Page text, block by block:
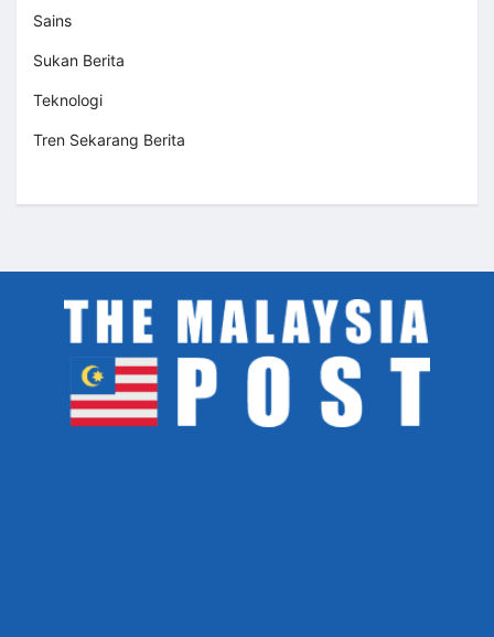
Sains
Sukan Berita
Teknologi
Tren Sekarang Berita